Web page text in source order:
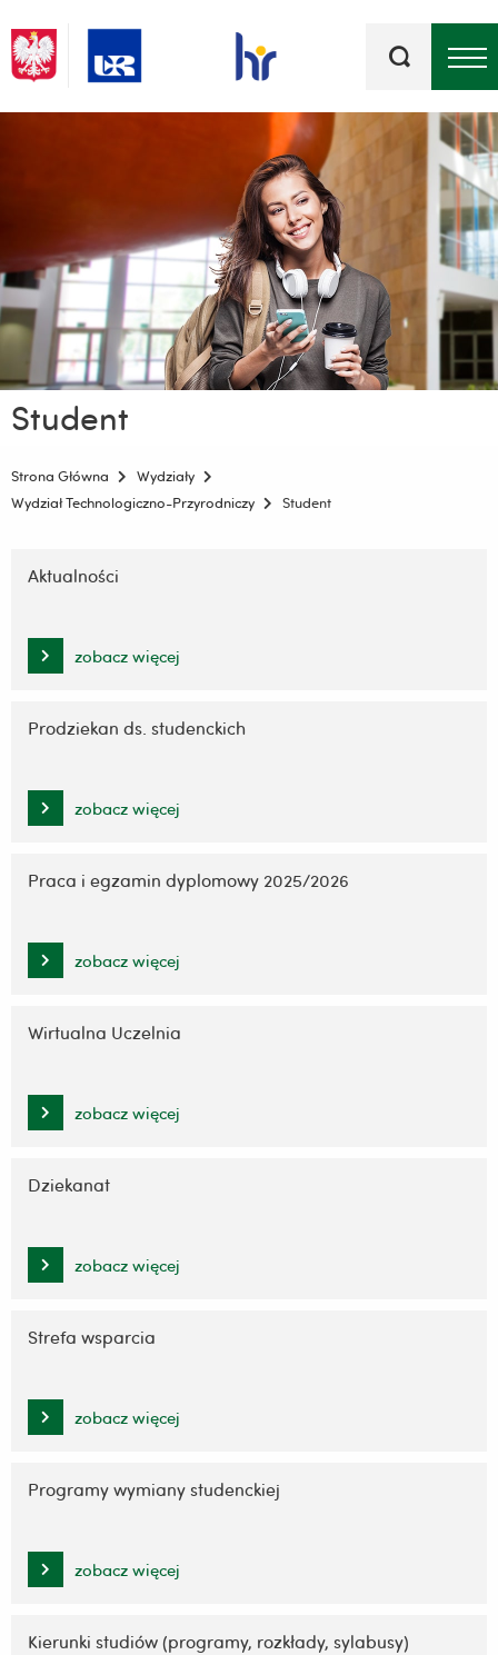
kluczowe
Student
Strona Główna
Wydziały
Wydział Technologiczno-Przyrodniczy
Student
nawigację
treści
Aktualności
zobacz więcej
Prodziekan ds. studenckich
zobacz więcej
Praca i egzamin dyplomowy 2025/2026
zobacz więcej
Wirtualna Uczelnia
zobacz więcej
Dziekanat
zobacz więcej
Strefa wsparcia
zobacz więcej
Programy wymiany studenckiej
zobacz więcej
Kierunki studiów (programy, rozkłady, sylabusy)